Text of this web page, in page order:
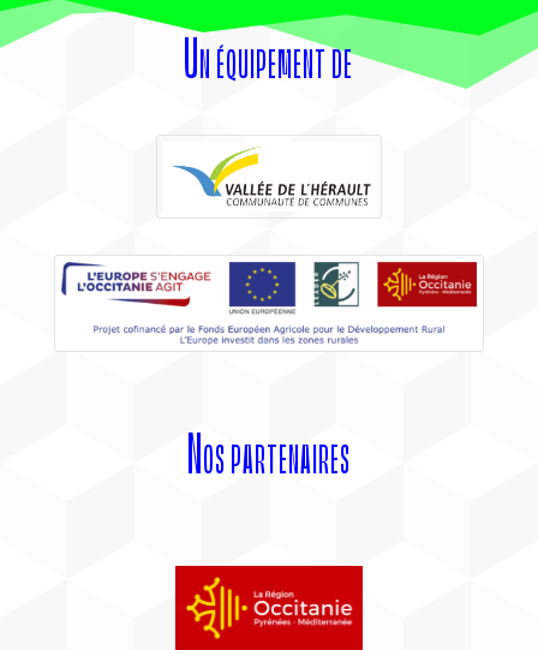
Un équipement de
Nos partenaires